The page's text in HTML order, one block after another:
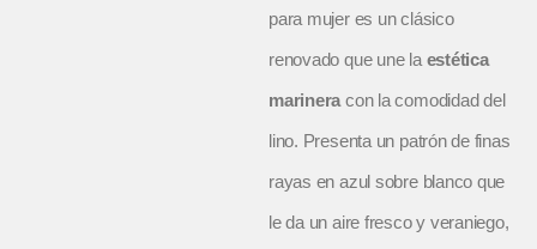
para mujer es un clásico
renovado que une la estética
marinera con la comodidad del
lino. Presenta un patrón de finas
rayas en azul sobre blanco que
le da un aire fresco y veraniego,